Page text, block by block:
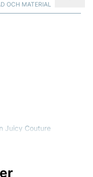
Juicy Couture
Twist - Small
denna
OCH MATERIAL